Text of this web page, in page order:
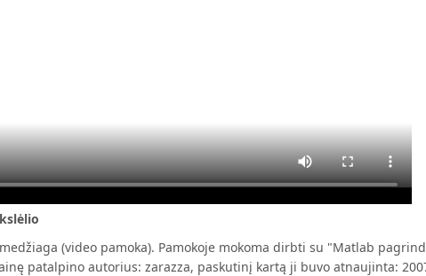
(video pamoka). Pamokoje mokoma dirbti su "Matlab
patalpino autorius: zarazza, paskutinį kartą ji buvo atnaujinta: